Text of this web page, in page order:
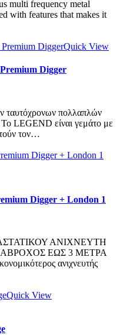
multi frequency metal
with features that makes it
Quick View
Digger
ταυτόχρονων πολλαπλών
LEGEND είναι γεμάτο με
τον…
Digger + London 1
ΑΝΙΧΝΕΥΤΗ
ΕΩΣ 3 ΜΕΤΡΑ
ανιχνευτής
Quick View